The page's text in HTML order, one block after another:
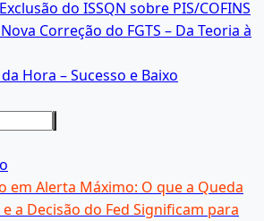
do ISSQN sobre PIS/COFINS
Correção do FGTS – Da Teoria à
Hora – Sucesso e Baixo
em Alerta Máximo: O que a Queda
a Decisão do Fed Significam para